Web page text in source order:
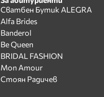
Сватбен Бутик ALEGRA
Alfa Brides
Banderol
Be Queen
BRIDAL FASHION
Mon Amour
Стоян Радичев